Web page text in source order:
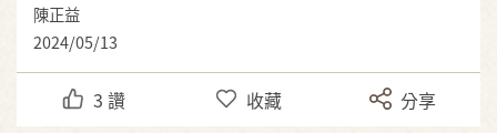
陳正益
2024/05/13
3 讚 收藏 分享